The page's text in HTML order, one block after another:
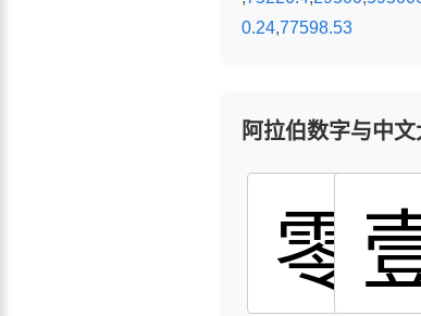
0.24,77598.53
阿拉伯数字与中
零 壹